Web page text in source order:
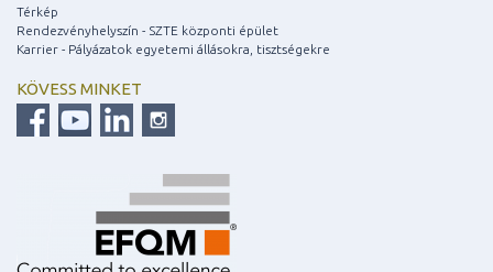
Térkép
Rendezvényhelyszín - SZTE központi épület
Karrier - Pályázatok egyetemi állásokra, tisztségekre
KÖVESS MINKET